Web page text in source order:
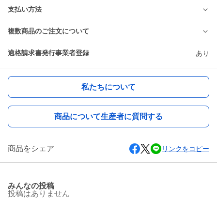
支払い方法
複数商品のご注文について
適格請求書発行事業者登録 あり
私たちについて
商品について生産者に質問する
商品をシェア リンクをコピー
みんなの投稿
投稿はありません